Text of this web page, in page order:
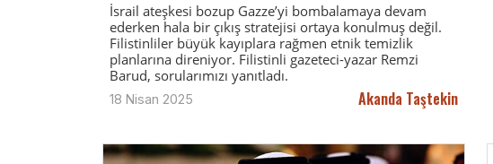
İsrail ateşkesi bozup Gazze’yi bombalamaya devam
ederken hala bir çıkış stratejisi ortaya konulmuş değil.
Filistinliler büyük kayıplara rağmen etnik temizlik
planlarına direniyor. Filistinli gazeteci-yazar Remzi
Barud, sorularımızı yanıtladı.
18 Nisan 2025 Akanda Taştekin